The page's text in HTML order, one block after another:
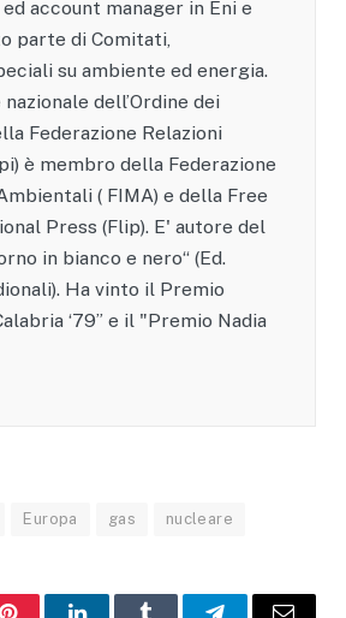
account manager in Eni e
parte di Comitati,
su ambiente ed energia.
dell’Ordine dei
Federazione Relazioni
è membro della Federazione
( FIMA) e della Free
Press (Flip). E' autore del
in bianco e nero“ (Ed.
Ha vinto il Premio
‘79” e il "Premio Nadia
Europa gas nucleare